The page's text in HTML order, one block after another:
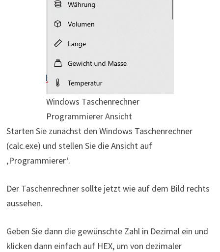
Windows Taschenrechner
Programmierer Ansicht
Starten Sie zunächst den Windows Taschenrechner
(calc.exe) und stellen Sie die Ansicht auf
‚Programmierer‘.
Der Taschenrechner sollte jetzt wie auf dem Bild rechts
aussehen.
Geben Sie dann die gewünschte Zahl in Dezimal ein und
klicken dann einfach auf HEX, um von dezimaler